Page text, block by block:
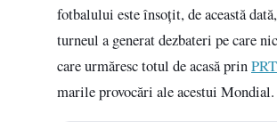
fotbalului este însoțit, de această
turneul a generat dezbateri pe care
care urmăresc totul de acasă prin
marile provocări ale acestui Mondial.